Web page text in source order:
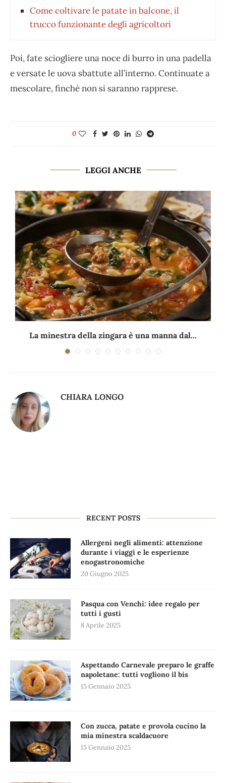
Come coltivare le patate in balcone, il
trucco funzionante degli agricoltori
Poi, fate sciogliere una noce di burro in una padella
e versate le uova sbattute all’interno. Continuate a
mescolare, finché non si saranno rapprese.
0
LEGGI ANCHE
La minestra della zingara è una manna dal...
CHIARA LONGO
RECENT POSTS
Allergeni negli alimenti: attenzione
durante i viaggi e le esperienze
enogastronomiche
20 Giugno 2025
Pasqua con Venchi: idee regalo per
tutti i gusti
8 Aprile 2025
Aspettando Carnevale preparo le graffe
napoletane: tutti vogliono il bis
15 Gennaio 2025
Con zucca, patate e provola cucino la
mia minestra scaldacuore
15 Gennaio 2025